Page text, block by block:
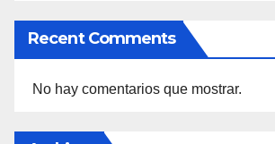
Recent Comments
No hay comentarios que mostrar.